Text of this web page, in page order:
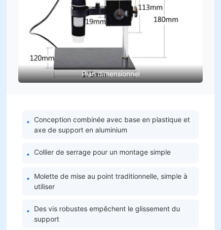
Plan dimensionnel
• Conception combinée avec base en plastique et
axe de support en aluminium
• Collier de serrage pour un montage simple
• Molette de mise au point traditionnelle, simple à
utiliser
• Des vis robustes empêchent le glissement du
support